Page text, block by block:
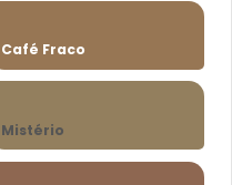
Café Fraco
Mistério